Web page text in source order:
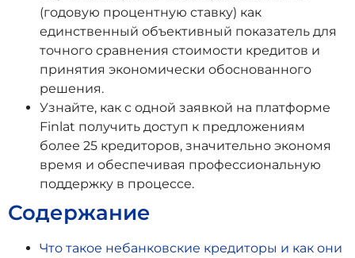
(годовую процентную ставку) как
единственный объективный показатель для
точного сравнения стоимости кредитов и
принятия экономически обоснованного
решения.
Узнайте, как с одной заявкой на платформе
Finlat получить доступ к предложениям
более 25 кредиторов, значительно экономя
время и обеспечивая профессиональную
поддержку в процессе.
Содержание
Что такое небанковские кредиторы и как они